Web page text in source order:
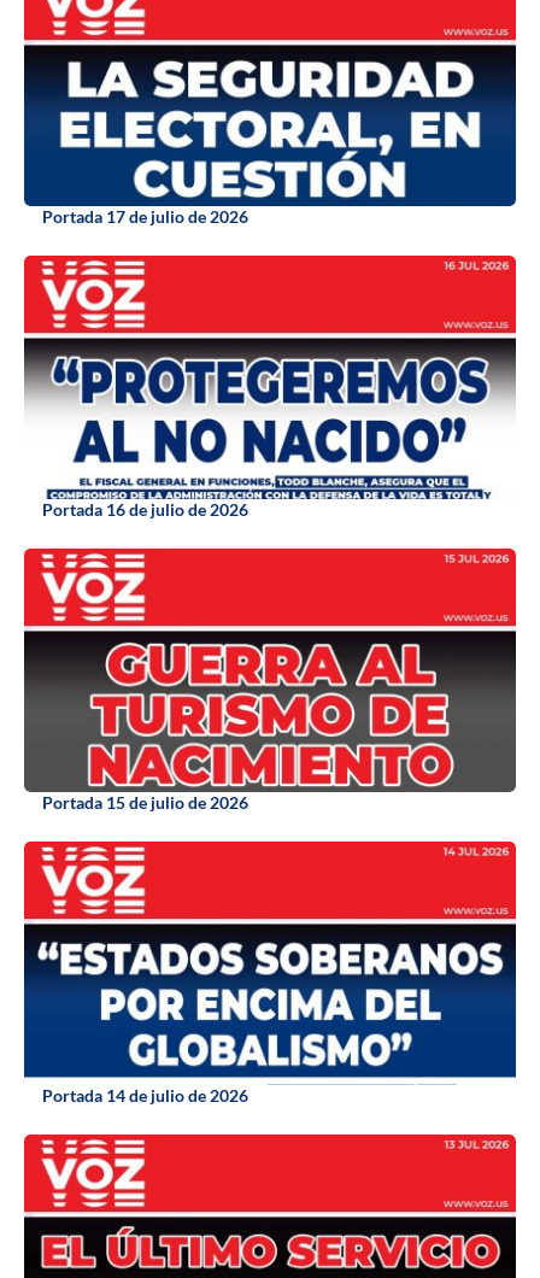
Portada 17 de julio de 2026
Portada 16 de julio de 2026
Portada 15 de julio de 2026
Portada 14 de julio de 2026